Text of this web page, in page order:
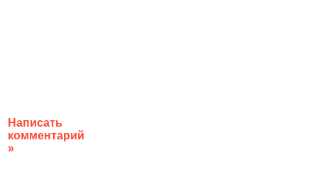
Написать
комментарий
»